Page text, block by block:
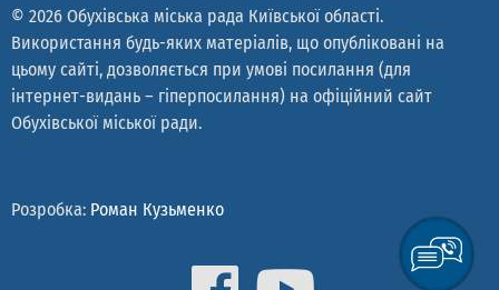
© 2026 Обухівська міська рада Київської області.
Використання будь-яких матеріалів, що опубліковані на
цьому сайті, дозволяється при умові посилання (для
інтернет-видань – гіперпосилання) на офіційний сайт
Обухівської міської ради.
Розробка: Роман Кузьменко